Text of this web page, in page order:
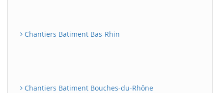
Chantiers Batiment Bas-Rhin
Chantiers Batiment Bouches-du-Rhône